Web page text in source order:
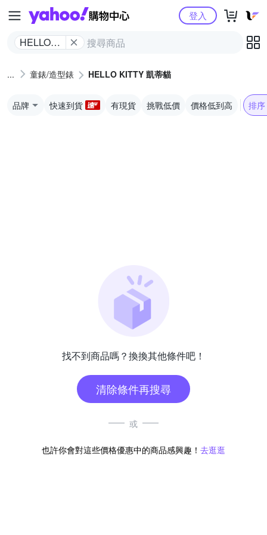
Yahoo購物中心
HELLO
蒂貓
登入
童錶/造型錶 HELLO KITTY 凱蒂貓
品牌 快速到貨 有現貨 挑戰低價 價格低到高 排序
找不到商品嗎？換換其他條件吧！
清除條件再搜尋
或
也許你會對這些價格優惠中的商品感興趣！ 去逛逛